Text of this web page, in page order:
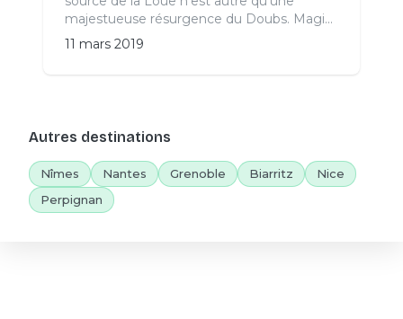
majestueuse résurgence du Doubs. Magi...
11 mars 2019
Autres destinations
Nîmes Nantes Grenoble Biarritz
Nice
Perpignan